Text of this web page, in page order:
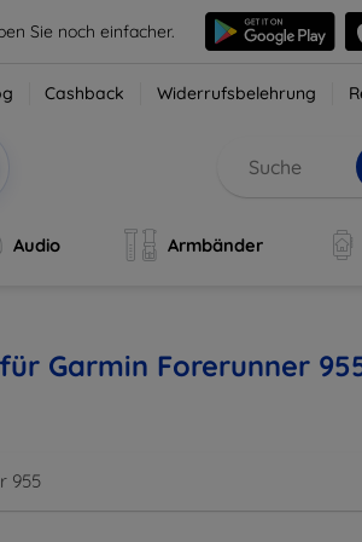
Sie noch einfacher.
Cashback Widerrufsbelehrung
Audio Armbänder
Garmin Forerunner
955